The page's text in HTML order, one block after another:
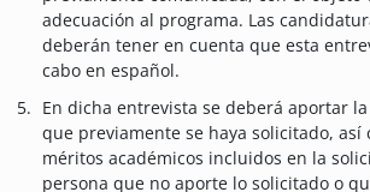
adecuación al programa. Las
deberán tener en cuenta que esta
cabo en español.
En dicha entrevista se deberá aportar
que previamente se haya solicitado, así
méritos académicos incluidos en la
persona que no aporte lo solicitado o